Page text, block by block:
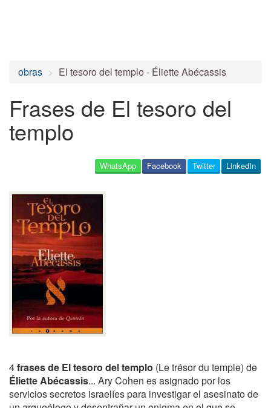
obras El tesoro del templo - Éliette Abécassis
Frases de El tesoro del
templo
LinkedIn
Twitter
Facebook
WhatsApp
4frases de El tesoro del templo (Le trésor du temple) de
Éliette Abécassis... Ary Cohen es asignado por los
servicios secretos israelíes para investigar el asesinato de